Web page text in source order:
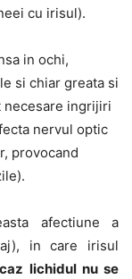
cu irisul).
in ochi,
si chiar greata si
necesare ingrijiri
nervul optic
provocand
afectiune a
in care irisul
lichidul nu se